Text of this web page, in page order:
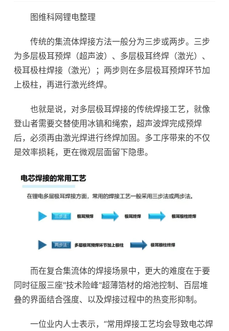
图维科网锂电整理
传统的集流体焊接方法一般分为三步或两步。三步
为多层极耳预焊（超声波）、多层极耳终焊（激光）、
极耳极柱焊接（激光）；两步则在多层极耳预焊环节加
上极柱，再进行激光终焊。
也就是说，对多层极耳焊接的传统焊接工艺，就像
登山者需要交替使用冰镐和绳索，超声波焊完成预焊
后，必须再由激光焊进行终焊加固。多工序带来的不仅
是效率损耗，更在微观层面留下隐患。
而在复合集流体的焊接场景中，更大的难度在于要
同时征服三座"技术险峰"超薄箔材的熔池控制、百层堆
叠的界面结合强度、以及焊接过程中的热变形抑制。
一位业内人士表示，“常用焊接工艺均会导致电芯焊